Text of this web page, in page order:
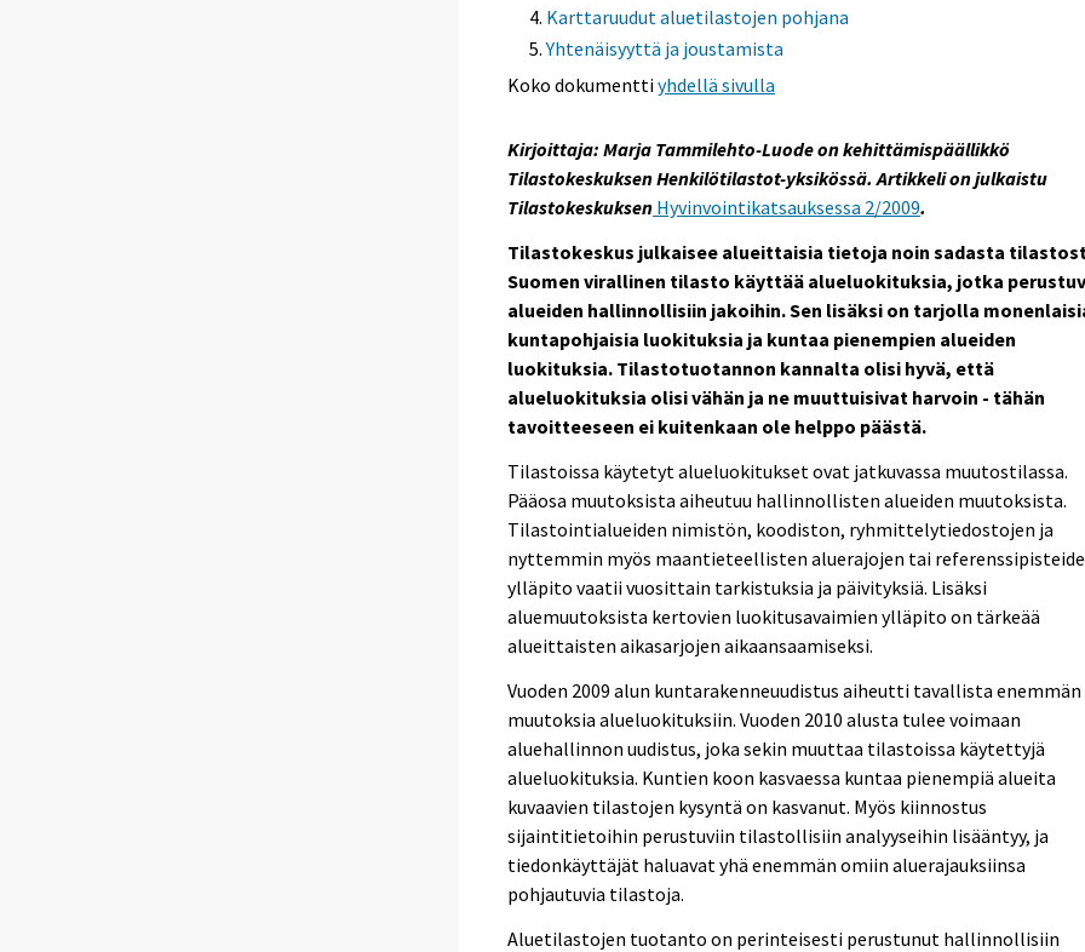
Karttaruudut aluetilastojen pohjana
Yhtenäisyyttä ja joustamista
Koko dokumenttiyhdellä sivulla
Kirjoittaja: Marja Tammilehto-Luode on kehittämispäällikkö
Tilastokeskuksen Henkilötilastot-yksikössä. Artikkeli on julkaistu
Tilastokeskuksen Hyvinvointikatsauksessa 2/2009.
Tilastokeskus julkaisee alueittaisia tietoja noin sadasta
Suomen virallinen tilasto käyttää alueluokituksia, jotka
alueiden hallinnollisiin jakoihin. Sen lisäksi on tarjolla
kuntapohjaisia luokituksia ja kuntaa pienempien alueiden
luokituksia. Tilastotuotannon kannalta olisi hyvä, että
alueluokituksia olisi vähän ja ne muuttuisivat harvoin - tähän
tavoitteeseen ei kuitenkaan ole helppo päästä.
Tilastoissa käytetyt alueluokitukset ovat jatkuvassa muutostilassa.
Pääosa muutoksista aiheutuu hallinnollisten alueiden muutoksista.
Tilastointialueiden nimistön, koodiston, ryhmittelytiedostojen ja
nyttemmin myös maantieteellisten aluerajojen tai
ylläpito vaatii vuosittain tarkistuksia ja päivityksiä. Lisäksi
aluemuutoksista kertovien luokitusavaimien ylläpito on tärkeää
alueittaisten aikasarjojen aikaansaamiseksi.
Vuoden 2009 alun kuntarakenneuudistus aiheutti tavallista enemmän
muutoksia alueluokituksiin. Vuoden 2010 alusta tulee voimaan
aluehallinnon uudistus, joka sekin muuttaa tilastoissa käytettyjä
alueluokituksia. Kuntien koon kasvaessa kuntaa pienempiä alueita
kuvaavien tilastojen kysyntä on kasvanut. Myös kiinnostus
sijaintitietoihin perustuviin tilastollisiin analyyseihin lisääntyy, ja
tiedonkäyttäjät haluavat yhä enemmän omiin aluerajauksiinsa
pohjautuvia tilastoja.
Aluetilastojen tuotanto on perinteisesti perustunut hallinnollisiin